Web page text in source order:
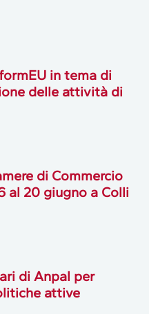
in tema di
delle attività di
di Commercio
al 20 giugno a Colli
di Anpal per
attive